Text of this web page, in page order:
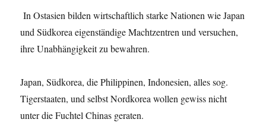
In Ostasien bilden wirtschaftlich starke Nationen wie Japan
und Südkorea eigenständige Machtzentren und versuchen,
ihre Unabhängigkeit zu bewahren.
Japan, Südkorea, die Philippinen, Indonesien, alles sog.
Tigerstaaten, und selbst Nordkorea wollen gewiss nicht
unter die Fuchtel Chinas geraten.